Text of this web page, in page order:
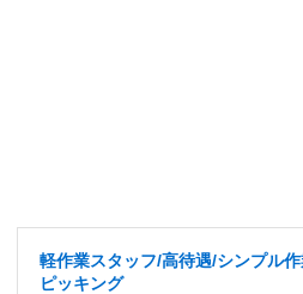
軽作業スタッフ/高待遇/シンプル
ピッキング